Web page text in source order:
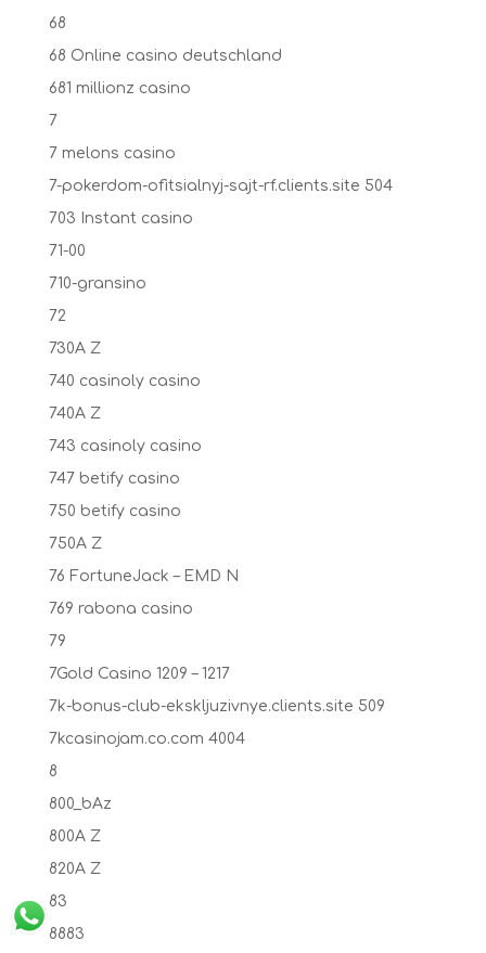
68
68 Online casino deutschland
681 millionz casino
7
7 melons casino
7-pokerdom-ofitsialnyj-sajt-rf.clients.site 504
703 Instant casino
71-00
710-gransino
72
730A Z
740 casinoly casino
740A Z
743 casinoly casino
747 betify casino
750 betify casino
750A Z
76 FortuneJack – EMD N
769 rabona casino
79
7Gold Casino 1209 – 1217
7k-bonus-club-ekskljuzivnye.clients.site 509
7kcasinojam.co.com 4004
8
800_bAz
800A Z
820A Z
83
8883